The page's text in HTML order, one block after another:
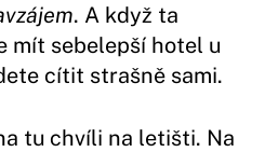
. A když ta
mít sebelepší hotel u
cítit strašně sami.
tu chvíli na letišti. Na